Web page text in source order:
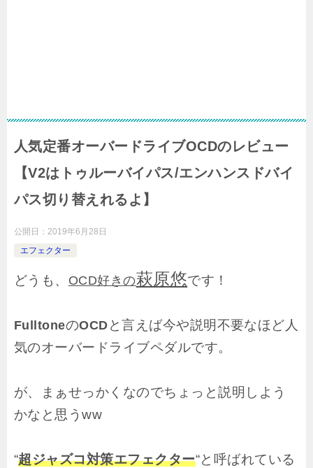
人気定番オーバードライブOCDのレビュー
【V2はトゥルーバイパス/エンハンスドバイ
パス切り替えれるよ】
公開日： 2019年6月28日
エフェクター
どうも、 OCD好きの萩原悠です！
FulltoneのOCD と言えば今や説明不要なほど人
気のオーバードライブペダルです。
が、まぁせっかくなのでちょっと説明しよう
かなと思うww
“超ジャズコ対策エフェクター“と呼ばれている